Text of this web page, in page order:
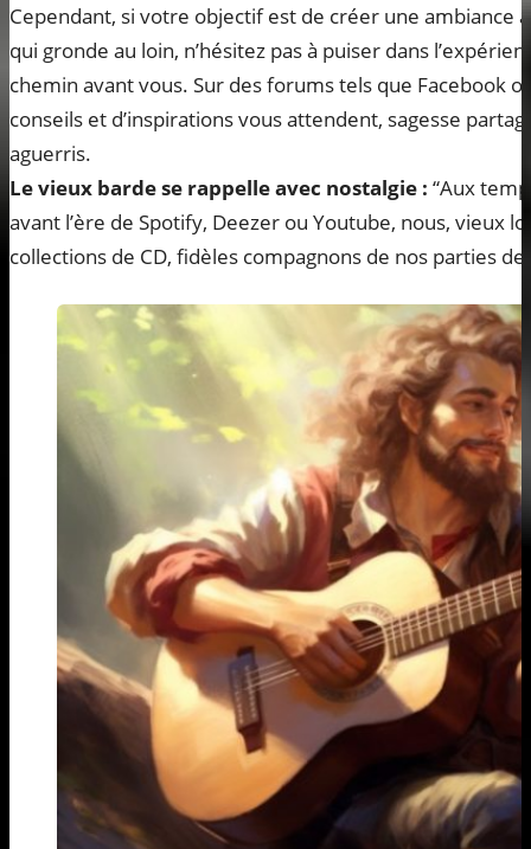
Cependant, si votre objectif est de créer une ambiance
qui gronde au loin, n’hésitez pas à puiser dans
chemin avant vous. Sur des forums tels que Facebook
conseils et d’inspirations vous attendent, sagesse
aguerris.
Le vieux barde se rappelle avec nostalgie : “Aux
avant l’ère de Spotify, Deezer ou Youtube, nous, vieux
collections de CD, fidèles compagnons de nos parties de